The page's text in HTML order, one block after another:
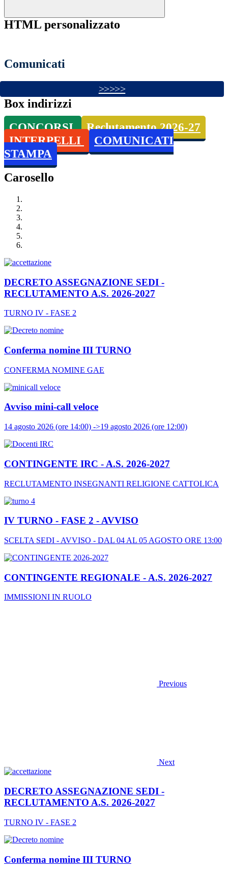
HTML personalizzato
Comunicati
>>>>>
Box indirizzi
CONCORSI
Reclutamento 2026-27
INTERPELLI
COMUNICATI
STAMPA
Carosello
DECRETO ASSEGNAZIONE SEDI -
RECLUTAMENTO A.S. 2026-2027
TURNO IV - FASE 2
Conferma nomine III TURNO
CONFERMA NOMINE GAE
Avviso mini-call veloce
14 agosto 2026 (ore 14:00) ->19 agosto 2026 (ore 12:00)
CONTINGENTE IRC - A.S. 2026-2027
RECLUTAMENTO INSEGNANTI RELIGIONE CATTOLICA
IV TURNO - FASE 2 - AVVISO
SCELTA SEDI - AVVISO - DAL 04 AL 05 AGOSTO ORE 13:00
CONTINGENTE REGIONALE - A.S. 2026-2027
IMMISSIONI IN RUOLO
Previous
Next
DECRETO ASSEGNAZIONE SEDI -
RECLUTAMENTO A.S. 2026-2027
TURNO IV - FASE 2
Conferma nomine III TURNO